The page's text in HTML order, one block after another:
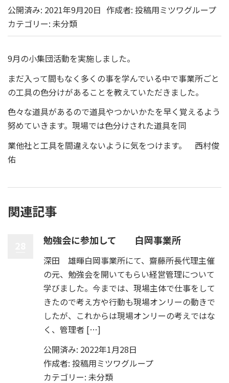
公開済み: 2021年9月20日 作成者: 投稿用ミツワグループ
カテゴリー: 未分類
9月の小集団活動を実施しました。
まだ入って間もなく多くの事を学んでいる中で事業所ごと
の工具の色分けがあることを教えていただきました。
色々な道具があるので道具やつかいかたを早く覚えるよう
努めていきます。現場では色分けされた道具を同
業他社と工具を間違えないように気をつけます。 西村俊
佑
関連記事
勉強会に参加して 白岡事業所
深田 雄暉白岡事業所にて、齋藤所長代理主催
の元、勉強会を開いてもらい経営管理について
学びました。今までは、現場主体で仕事をして
きたので考え方や行動も現場オンリーの動きで
したが、これからは現場オンリーの考えではな
く、管理者 […]
公開済み: 2022年1月28日
作成者: 投稿用ミツワグループ
カテゴリー: 未分類